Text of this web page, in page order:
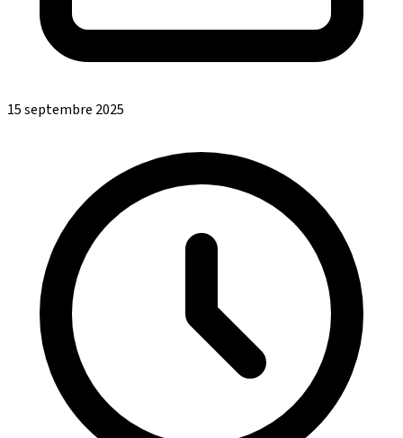
15 septembre 2025